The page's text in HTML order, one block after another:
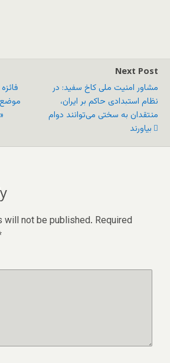
موضع
اسرائیل «برای حفظ نظام»
Next Post
مشاور امنیت ملی کاخ سفید: در
نظام استبدادی حاکم بر ایران،
منتقدان به سختی می‌توانند دوام
بیاورند
will not be published. Required